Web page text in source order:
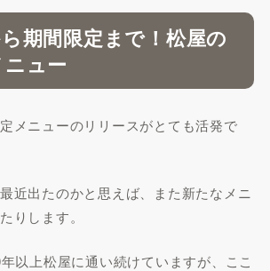
期間限定まで！松屋の
ュー
メニューのリリースがとても活発で
近出たのかと思えば、また新たなメニ
りします。
以上松屋に通い続けていますが、ここ